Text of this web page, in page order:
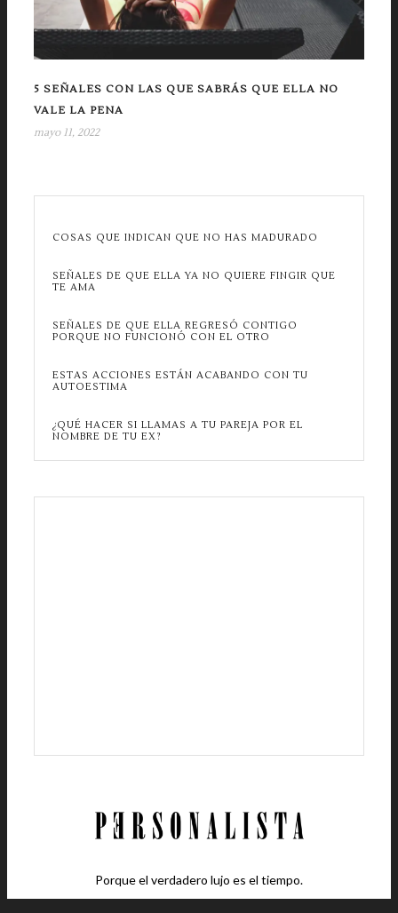
5 SEÑALES CON LAS QUE SABRÁS QUE ELLA NO
VALE LA PENA
mayo 11, 2022
COSAS QUE INDICAN QUE NO HAS MADURADO
SEÑALES DE QUE ELLA YA NO QUIERE FINGIR QUE
TE AMA
SEÑALES DE QUE ELLA REGRESÓ CONTIGO
PORQUE NO FUNCIONÓ CON EL OTRO
ESTAS ACCIONES ESTÁN ACABANDO CON TU
AUTOESTIMA
¿QUÉ HACER SI LLAMAS A TU PAREJA POR EL
NOMBRE DE TU EX?
Porque el verdadero lujo es el tiempo.